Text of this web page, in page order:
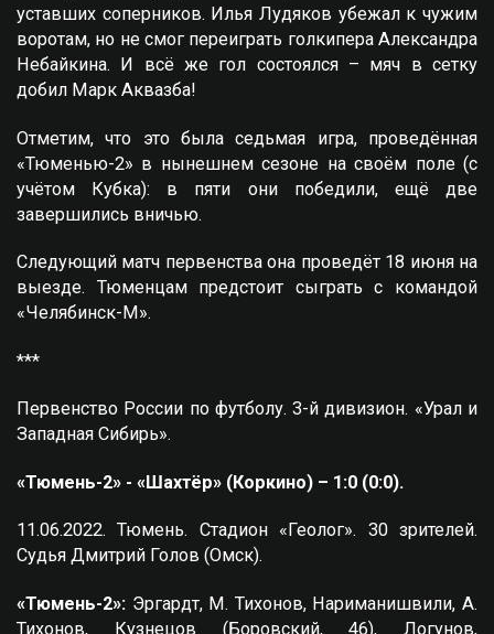
уставших соперников. Илья Лудяков убежал к чужим
воротам, но не смог переиграть голкипера Александра
Небайкина. И всё же гол состоялся – мяч в сетку
добил Марк Аквазба!
Отметим, что это была седьмая игра, проведённая
«Тюменью-2» в нынешнем сезоне на своём поле (с
учётом Кубка): в пяти они победили, ещё две
завершились вничью.
Следующий матч первенства она проведёт 18 июня на
выезде. Тюменцам предстоит сыграть с командой
«Челябинск-М».
***
Первенство России по футболу. 3-й дивизион. «Урал и
Западная Сибирь».
«Тюмень-2» - «Шахтёр» (Коркино) – 1:0 (0:0).
11.06.2022. Тюмень. Стадион «Геолог». 30 зрителей.
Судья Дмитрий Голов (Омск).
«Тюмень-2»: Эргардт, М. Тихонов, Нариманишвили, А.
Тихонов, Кузнецов (Боровский, 46), Логунов,